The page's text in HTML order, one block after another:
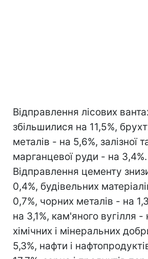
Відправлення лісових
збільшилися на 11,5%,
металів - на 5,6%, залізної
марганцевої руди - на 3,4%.
Відправлення цементу
0,4%, будівельних
0,7%, чорних металів - на
на 3,1%, кам'яного вугілля -
хімічних і мінеральних
5,3%, нафти і